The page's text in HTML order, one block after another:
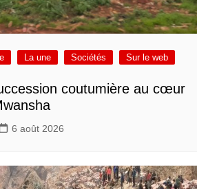
La une Sociétés Sur le web
coutumière au cœur
6 août 2026